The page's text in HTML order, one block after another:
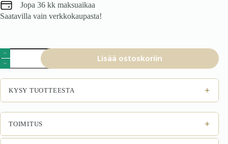
Jopa 36 kk maksuaikaa
Saatavilla vain verkkokaupasta!
Vaatepuu
TORIN,
must
/
kullatud
määrä
Lisää ostoskoriin
KYSY TUOTTEESTA +
TOIMITUS +